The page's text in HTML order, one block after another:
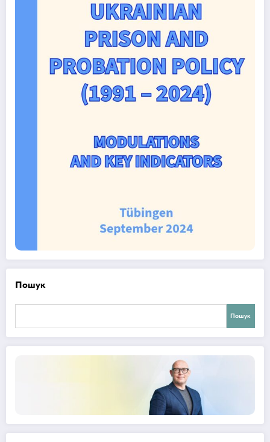
Пошук
Пошук